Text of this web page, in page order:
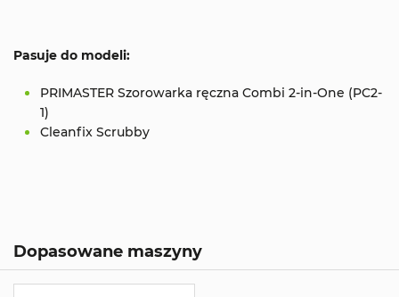
Pasuje do modeli:
PRIMASTER Szorowarka ręczna Combi 2-in-One (PC2-
1)
Cleanfix Scrubby
Dopasowane maszyny